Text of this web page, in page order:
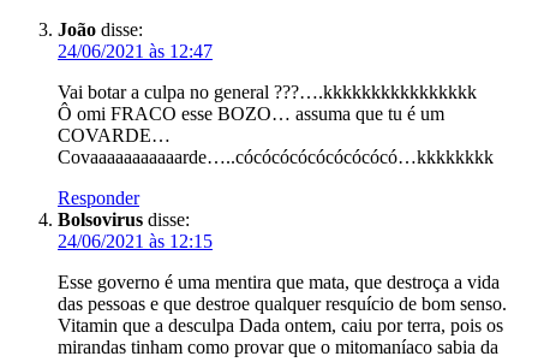
João disse:
24/06/2021 às 12:47
Vai botar a culpa no general ???….kkkkkkkkkkkkkkkk
Ô omi FRACO esse BOZO… assuma que tu é um
COVARDE…
Covaaaaaaaaaaarde…..cócócócócócócócócó…kkkkkkkk
Responder
Bolsovirus disse:
24/06/2021 às 12:15
Esse governo é uma mentira que mata, que destroça a vida
das pessoas e que destroe qualquer resquício de bom senso.
Vitamin que a desculpa Dada ontem, caiu por terra, pois os
mirandas tinham como provar que o mitomaníaco sabia da